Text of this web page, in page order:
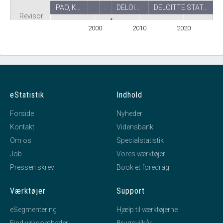
2000 2010 2020
Revisor
DELOI… DELOITTE STAT…
PAO, K…
eStatistik
Forside
Kontakt
Om os
Job
Pressen skrev
Indhold
Nyheder
Vidensbank
Specialstatistik
Vores værktøjer
Book et foredrag
Værktøjer
eSegmentering
Support
Hjælp til værktøjerne